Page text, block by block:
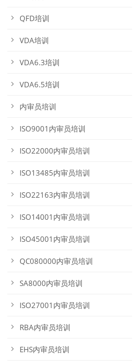
QFD培训
VDA培训
VDA6.3培训
VDA6.5培训
内审员培训
ISO9001内审员培训
ISO22000内审员培训
ISO13485内审员培训
ISO22163内审员培训
ISO14001内审员培训
ISO45001内审员培训
QC080000内审员培训
SA8000内审员培训
ISO27001内审员培训
RBA内审员培训
EHS内审员培训